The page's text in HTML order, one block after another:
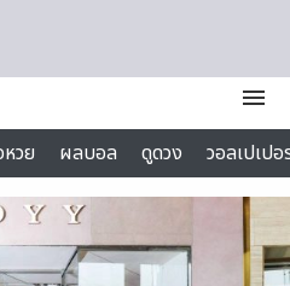
menu
วย ผลบอล ดูดวง
วอลเปเป